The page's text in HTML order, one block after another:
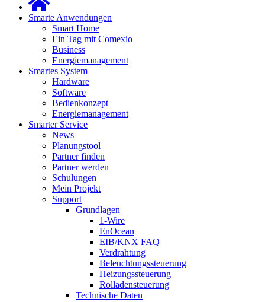
Smarte Anwendungen
Smart Home
Ein Tag mit Comexio
Business
Energiemanagement
Smartes System
Hardware
Software
Bedienkonzept
Energiemanagement
Smarter Service
News
Planungstool
Partner finden
Partner werden
Schulungen
Mein Projekt
Support
Grundlagen
1-Wire
EnOcean
EIB/KNX FAQ
Verdrahtung
Beleuchtungssteuerung
Heizungssteuerung
Rolladensteuerung
Technische Daten